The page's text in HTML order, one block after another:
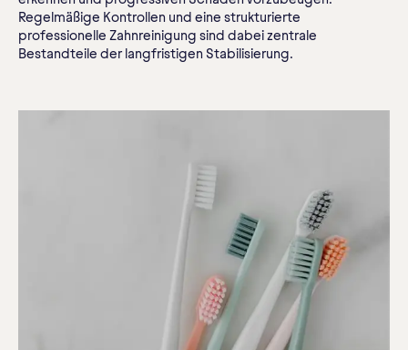
Regelmäßige Kontrollen und eine strukturierte
professionelle Zahnreinigung sind dabei zentrale
Bestandteile der langfristigen Stabilisierung.